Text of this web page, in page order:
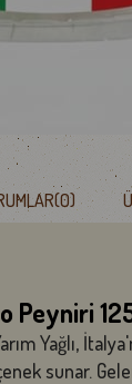
(0)
Peyniri
Yağlı,
sunar.